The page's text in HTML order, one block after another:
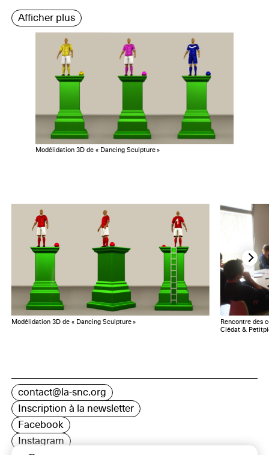
Afficher plus
Modélidation 3D de « Dancing Sculpture »
Modélidation 3D de « Dancing Sculpture »
Rencontre des
Clédat &
contact@la-snc.org
Inscription à la newsletter
Facebook
Instagram